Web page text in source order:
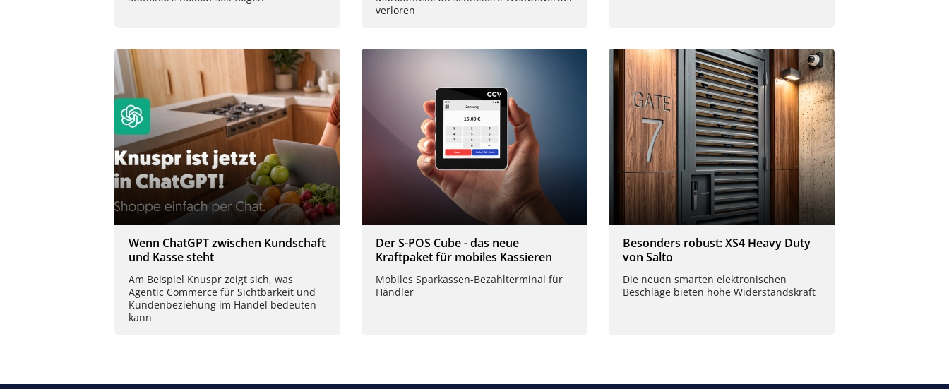
verloren
Wenn ChatGPT zwischen Kundschaft
und Kasse steht
Am Beispiel Knuspr zeigt sich, was
Agentic Commerce für Sichtbarkeit und
Kundenbeziehung im Handel bedeuten
kann
Der S-POS Cube - das neue
Kraftpaket für mobiles Kassieren
Mobiles Sparkassen-Bezahlterminal für
Händler
Besonders robust: XS4 Heavy Duty
von Salto
Die neuen smarten elektronischen
Beschläge bieten hohe Widerstandskraft